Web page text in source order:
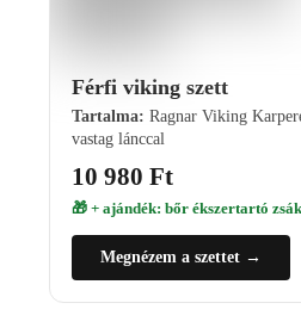
Férfi viking szett
Tartalma: Ragnar Viking
vastag lánccal
10 980 Ft
🎁 + ajándék: bőr ékszertartó
Megnézem a szettet →